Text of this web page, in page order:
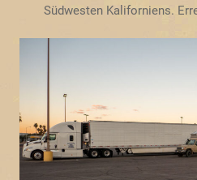
Südwesten Kaliforniens.